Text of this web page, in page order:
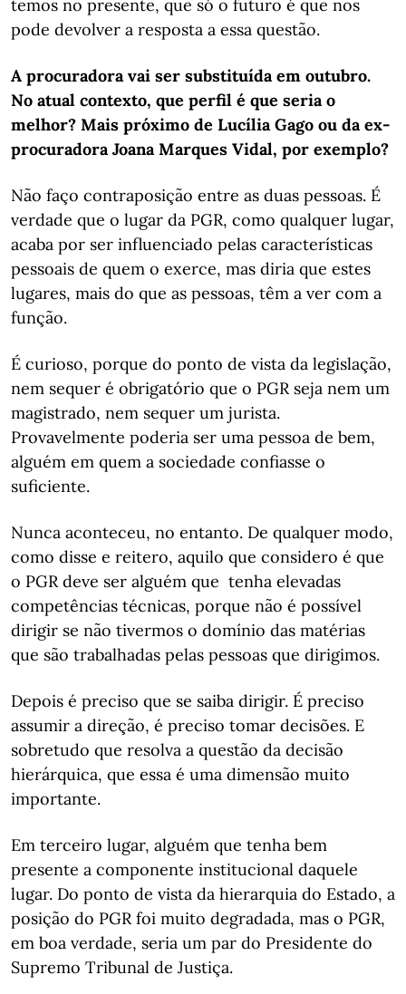
temos no presente, que só o futuro é que nos
pode devolver a resposta a essa questão.
A procuradora vai ser substituída em outubro.
No atual contexto, que perfil é que seria o
melhor? Mais próximo de Lucília Gago ou da ex-
procuradora Joana Marques Vidal, por exemplo?
Não faço contraposição entre as duas pessoas. É
verdade que o lugar da PGR, como qualquer lugar,
acaba por ser influenciado pelas características
pessoais de quem o exerce, mas diria que estes
lugares, mais do que as pessoas, têm a ver com a
função.
É curioso, porque do ponto de vista da legislação,
nem sequer é obrigatório que o PGR seja nem um
magistrado, nem sequer um jurista.
Provavelmente poderia ser uma pessoa de bem,
alguém em quem a sociedade confiasse o
suficiente.
Nunca aconteceu, no entanto. De qualquer modo,
como disse e reitero, aquilo que considero é que
o PGR deve ser alguém que tenha elevadas
competências técnicas, porque não é possível
dirigir se não tivermos o domínio das matérias
que são trabalhadas pelas pessoas que dirigimos.
Depois é preciso que se saiba dirigir. É preciso
assumir a direção, é preciso tomar decisões. E
sobretudo que resolva a questão da decisão
hierárquica, que essa é uma dimensão muito
importante.
Em terceiro lugar, alguém que tenha bem
presente a componente institucional daquele
lugar. Do ponto de vista da hierarquia do Estado, a
posição do PGR foi muito degradada, mas o PGR,
em boa verdade, seria um par do Presidente do
Supremo Tribunal de Justiça.